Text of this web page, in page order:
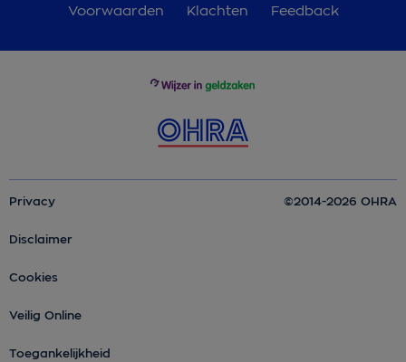
Voorwaarden Klachten Feedback
Privacy
Disclaimer
Cookies
Veilig Online
Toegankelijkheid
©2014-2026 OHRA